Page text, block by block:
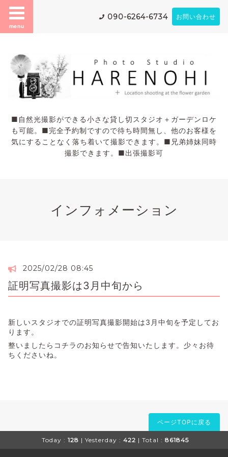
menu
090-6264-6734 お問い合わせ
■自然光撮影ができる小さな貸し切スタジオ＋ガーデンロケ
も可能。■完全予約制ですので待ち時間無し、他のお客様を
気にすることなく落ち着いて撮影できます。■兄弟姉妹同時
撮影できます。■出張撮影可
インフォメーション
2025/02/28 08:45
証明写真撮影は3月中旬から
新しいスタジオでの証明写真撮影開始は3月中旬を予定してお
ります。
整いましたらコチラのお知らせで告知いたします。少々お待
ちくださいね。
ページTOPに戻る
Today : 128 | Yesterday : 422 | Total : 861845